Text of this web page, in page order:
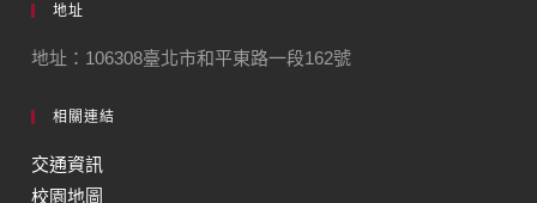
地址
地址：106308臺北市和平東路一段162號
相關連結
交通資訊
校園地圖